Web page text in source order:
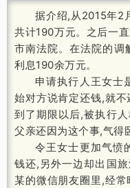
据介绍,从2015年2
共计190万元。之后一
市南法院。在法院的调
利息190余万元。
申请执行人王女士
始对方说肯定还钱,就
到了期限以后,被执行
父亲还因为这个事,气得
令王女士更加气愤
钱还,另外一边却出国
某的微信朋友圈里,经